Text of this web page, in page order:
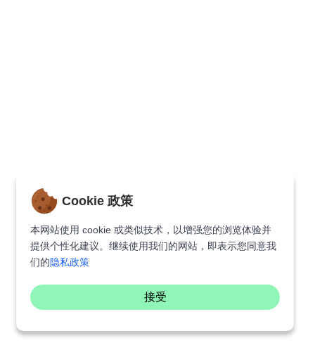
Cookie 政策
本网站使用 cookie 或类似技术，以增强您的浏览体验并
提供个性化建议。继续使用我们的网站，即表示您同意我
们的隐私政策
接受